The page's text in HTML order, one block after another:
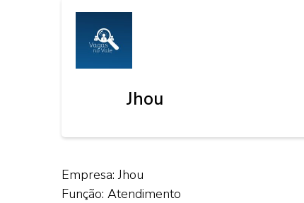
Jhou
Empresa: Jhou
Função: Atendimento